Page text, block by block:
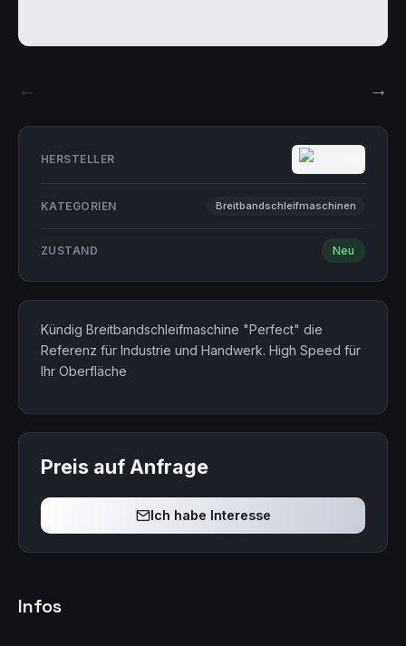
HERSTELLER
KATEGORIEN Breitbandschleifmaschinen
ZUSTAND Neu
Kündig Breitbandschleifmaschine "Perfect" die
Referenz für Industrie und Handwerk. High Speed für
Ihr Oberfläche
Preis auf Anfrage
Ich habe Interesse
Infos